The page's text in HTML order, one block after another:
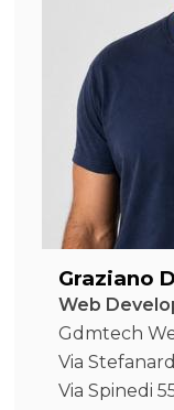
Graziano
Web
Gdmtech
Via
Via Spinedi